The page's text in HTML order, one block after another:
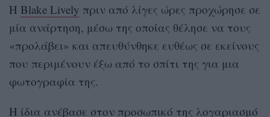
Η Blake Lively πριν από λίγες ώρες προχώρησε σε
μία ανάρτηση, μέσω της οποίας θέλησε να τους
«προλάβει» και απευθύνθηκε ευθέως σε εκείνους
που περιμένουν έξω από το σπίτι της για μια
φωτογραφία της.
Η ίδια ανέβασε στον προσωπικό της λογαριασμό